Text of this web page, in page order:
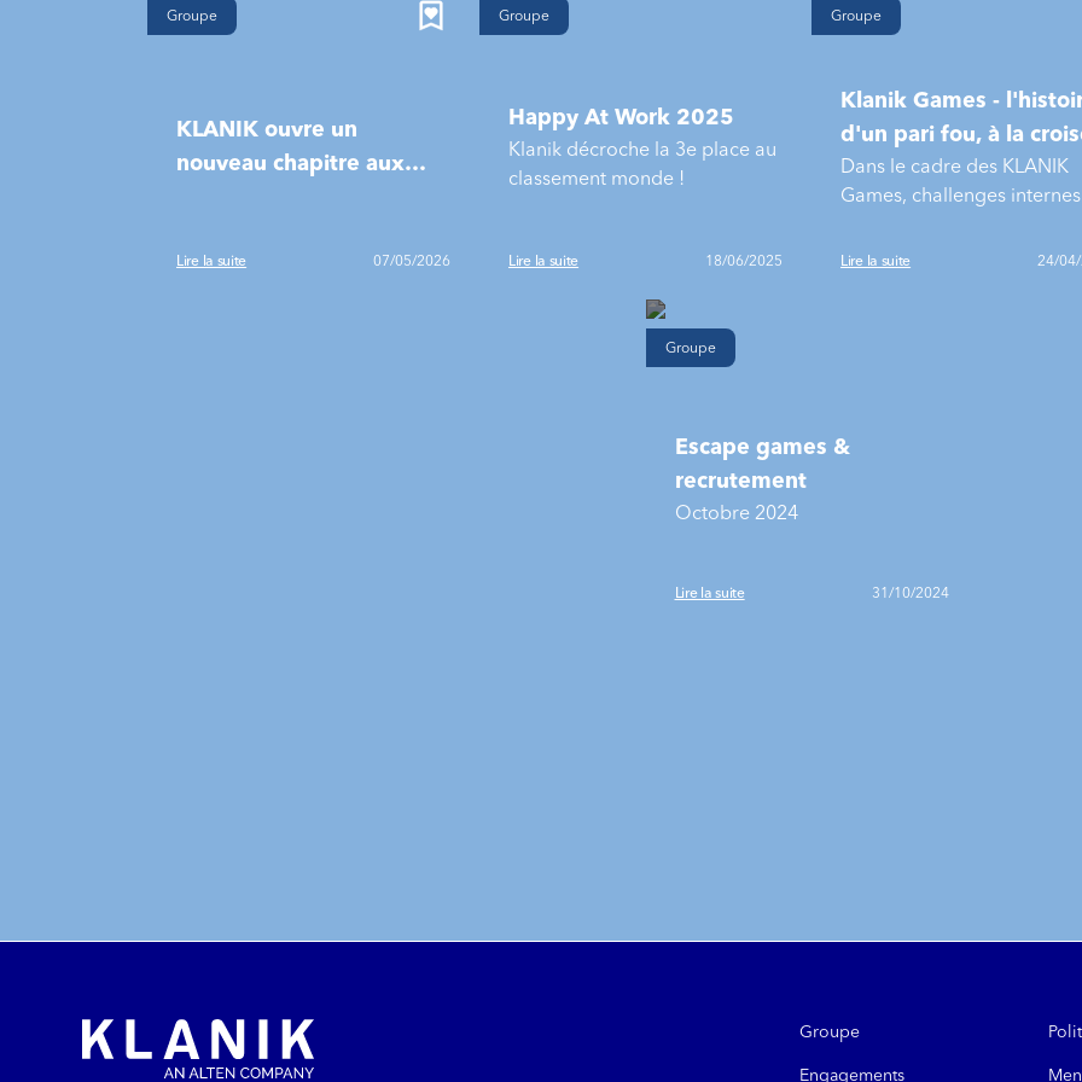
Groupe
KLANIK ouvre un
nouveau chapitre aux
Lire la suite 07/05/2026
Groupe
Happy At Work 2025
Klanik décroche la 3e place au
classement monde !
Lire la suite 18/06/2025
Groupe
Klanik Games -
d'un pari fou, à la
entre le sport &
Dans le cadre des KLANIK
Games, challenges internes
solidaires, les salariés de
Lire la suite 24/
Groupe
Escape games &
recrutement
Octobre 2024
Lire la suite 31/10/2024
Groupe
Engagements